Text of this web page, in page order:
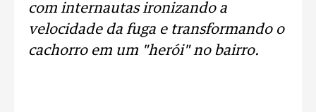
com internautas ironizando a
velocidade da fuga e transformando o
cachorro em um "herói" no bairro.